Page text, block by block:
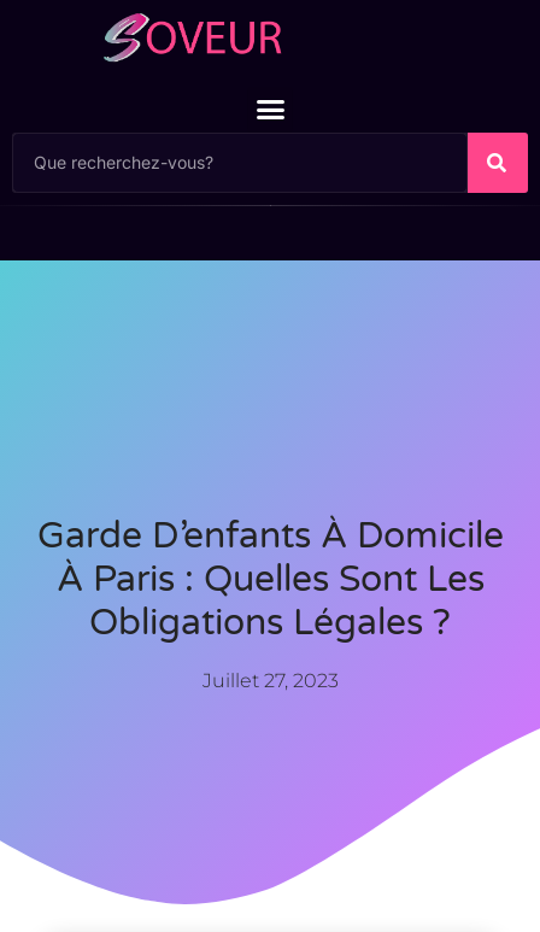
Garde D’enfants À Domicile
À Paris : Quelles Sont Les
Obligations Légales ?
Juillet 27, 2023